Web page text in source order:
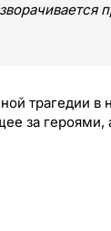
трагедии
за героями,